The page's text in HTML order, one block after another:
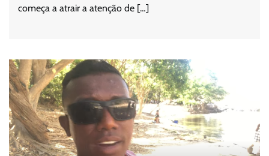
começa a atrair a atenção de […]